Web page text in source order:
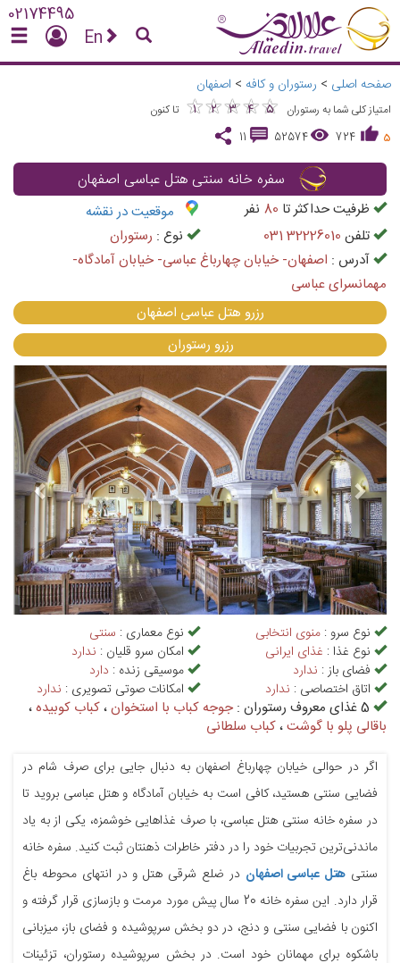
02174495
En
صفحه اصلی > رستوران و کافه > اصفهان
امتیاز کلی شما به رستوران ★
1 ★
2 ★
3 ★
4 ★
5
★★★★★
تا کنون
5
724
52574
11
سفره خانه سنتی هتل عباسی اصفهان
ظرفیت حداکثر تا 80 نفر
موقعیت در نقشه
تلفن 031 32226010 نوع : رستوران
آدرس : اصفهان- خیابان چهارباغ عباسی- خیابان آمادگاه-
مهمانسرای عباسی
رزرو هتل عباسی اصفهان
رزرو رستوران
Next
نوع سرو : منوی انتخابی نوع معماری : سنتی
نوع غذا : غذای ایرانی امکان سرو قلیان : ندارد
فضای باز : ندارد موسیقی زنده : دارد
اتاق اختصاصی : ندارد امکانات صوتی تصویری : ندارد
5 غذای معروف رستوران : جوجه کباب با استخوان،کباب کوبیده،
باقالی پلو با گوشت،کباب سلطانی
اگر در حوالی خیابان چهارباغ اصفهان به دنبال جایی برای صرف شام در
فضایی سنتی هستید، کافی است به خیابان آمادگاه و هتل عباسی بروید تا
در سفره خانه سنتی هتل عباسی، با صرف غذاهایی خوشمزه، یکی از به یاد
ماندنی‌ترین تجربیات خود را در دفتر خاطرات ذهنتان ثبت کنید. سفره خانه
سنتی هتل عباسی اصفهان در ضلع شرقی هتل و در انتهای محوطه باغ
قرار دارد. این سفره خانه 20 سال پیش مورد مرمت و بازسازی قرار گرفته و
اکنون با فضایی سنتی و دنج، در دو بخش سرپوشیده و فضای باز، میزبانی
باشکوه برای مهمانان خود است. در بخش سرپوشیده رستوران، تزئینات